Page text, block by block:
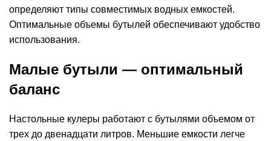
определяют типы совместимых водных емкостей.
Оптимальные объемы бутылей обеспечивают удобство
использования.
Малые бутыли — оптимальный
баланс
Настольные кулеры работают с бутылями объемом от
трех до двенадцати литров. Меньшие емкости легче